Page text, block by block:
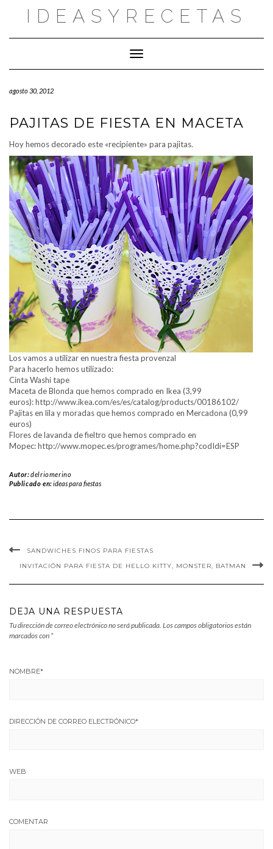
IDEASYRECETAS
Cambiar modo de navegación
agosto 30, 2012
PAJITAS DE FIESTA EN MACETA
Hoy hemos decorado este «recipiente» para pajitas.
Los vamos a utilizar en nuestra fiesta provenzal
Para hacerlo hemos utilizado:
Cinta Washi tape
Maceta de Blonda que hemos comprado en Ikea (3,99
euros): http://www.ikea.com/es/es/catalog/products/00186102/
Pajitas en lila y moradas que hemos comprado en Mercadona (0,99
euros)
Flores de lavanda de fieltro que hemos comprado en
Mopec: http://www.mopec.es/programes/home.php?codIdi=ESP
Autor:delriomerino
Publicado en:ideas para fiestas
SANDWICHES FINOS PARA FIESTAS
INVITACIÓN PARA FIESTA DE HELLO KITTY, MONSTER, BATMAN
DEJA UNA RESPUESTA
Tu dirección de correo electrónico no será publicada. Los campos obligatorios están
marcados con *
NOMBRE*
DIRECCIÓN DE CORREO ELECTRÓNICO*
WEB
COMENTAR